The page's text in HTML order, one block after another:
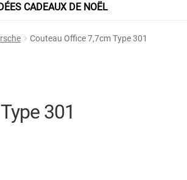
CADEAUX DE NOËL
même Frais de port Hall of Fame
Couteau Office 7,7cm Type 301
301